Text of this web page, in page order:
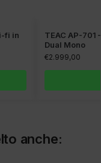
fi in
TEAC AP-701
Dual Mono
€2.999,00
anche: